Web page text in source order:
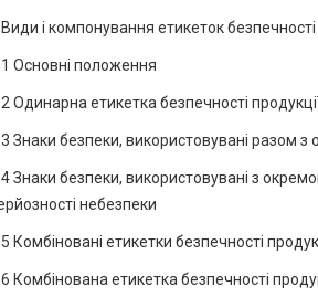
і компонування етикеток безпечності
Основні положення
Одинарна етикетка безпечності
Знаки безпеки, використовувані разом
Знаки безпеки, використовувані з
небезпеки
Комбіновані етикетки безпечності
Комбінована етикетка безпечності